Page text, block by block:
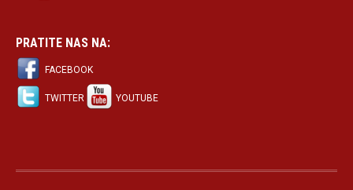
PRATITE NAS NA:
FACEBOOK
TWITTER YOUTUBE